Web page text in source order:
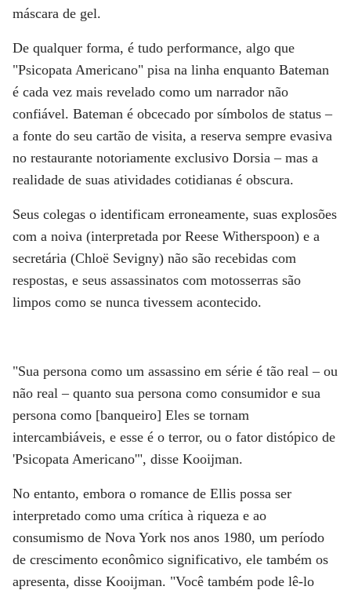
máscara de gel.
De qualquer forma, é tudo performance, algo que
"Psicopata Americano" pisa na linha enquanto Bateman
é cada vez mais revelado como um narrador não
confiável. Bateman é obcecado por símbolos de status –
a fonte do seu cartão de visita, a reserva sempre evasiva
no restaurante notoriamente exclusivo Dorsia – mas a
realidade de suas atividades cotidianas é obscura.
Seus colegas o identificam erroneamente, suas explosões
com a noiva (interpretada por Reese Witherspoon) e a
secretária (Chloë Sevigny) não são recebidas com
respostas, e seus assassinatos com motosserras são
limpos como se nunca tivessem acontecido.
"Sua persona como um assassino em série é tão real – ou
não real – quanto sua persona como consumidor e sua
persona como [banqueiro] Eles se tornam
intercambiáveis, e esse é o terror, ou o fator distópico de
'Psicopata Americano'", disse Kooijman.
No entanto, embora o romance de Ellis possa ser
interpretado como uma crítica à riqueza e ao
consumismo de Nova York nos anos 1980, um período
de crescimento econômico significativo, ele também os
apresenta, disse Kooijman. "Você também pode lê-lo